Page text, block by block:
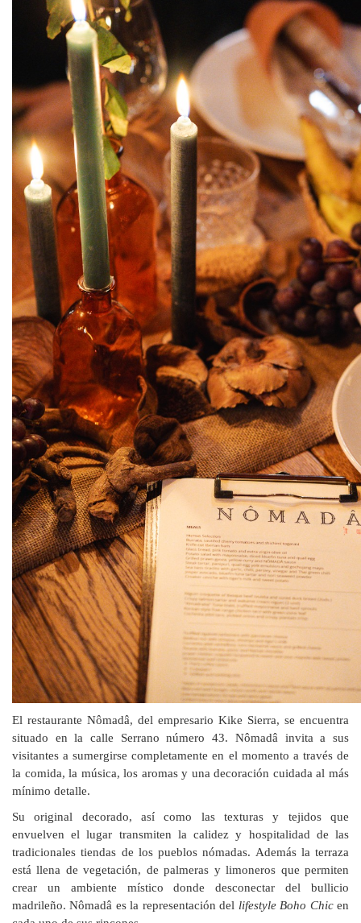
El restaurante Nômadâ, del empresario Kike Sierra, se encuentra
situado en la calle Serrano número 43. Nômadâ invita a sus
visitantes a sumergirse completamente en el momento a través de
la comida, la música, los aromas y una decoración cuidada al más
mínimo detalle.
Su original decorado, así como las texturas y tejidos que
envuelven el lugar transmiten la calidez y hospitalidad de las
tradicionales tiendas de los pueblos nómadas. Además la terraza
está llena de vegetación, de palmeras y limoneros que permiten
crear un ambiente místico donde desconectar del bullicio
madrileño. Nômadâ es la representación del lifestyle Boho Chicen